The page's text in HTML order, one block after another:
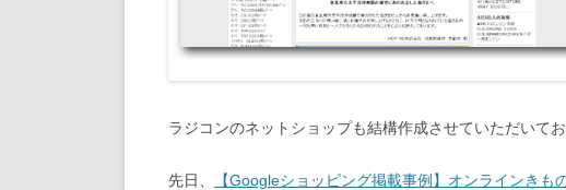
ラジコンのネットショップも結構作成させていただいて
先日、 【Googleショッピング掲載事例】オンラインき